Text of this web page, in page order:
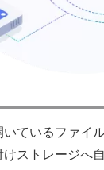
いているファイ
けストレージへ